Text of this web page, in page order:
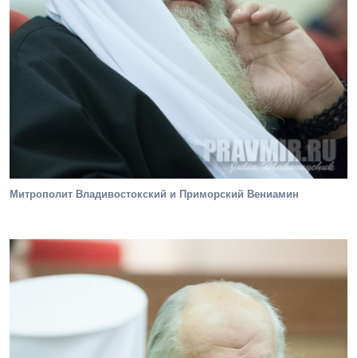
Митрополит Владивостокский и Приморский Вениамин